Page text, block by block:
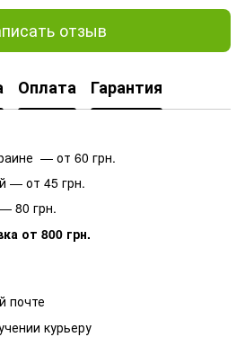
отзыв
Оплата Гарантия
— от 60 грн.
— от 45 грн.
80 грн.
от 800 грн.
почте
курьеру